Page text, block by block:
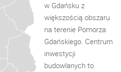
w Gdańsku z
większością obszaru
na terenie Pomorza
Gdańskiego. Centrum
inwestycji
budowlanych to